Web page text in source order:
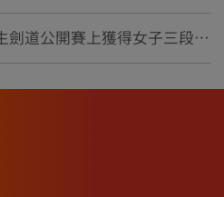
園田學園女子大學A在學生劍道公開賽上獲得女子三段以上組冠軍